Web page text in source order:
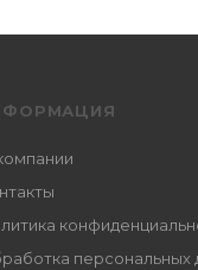
персональных